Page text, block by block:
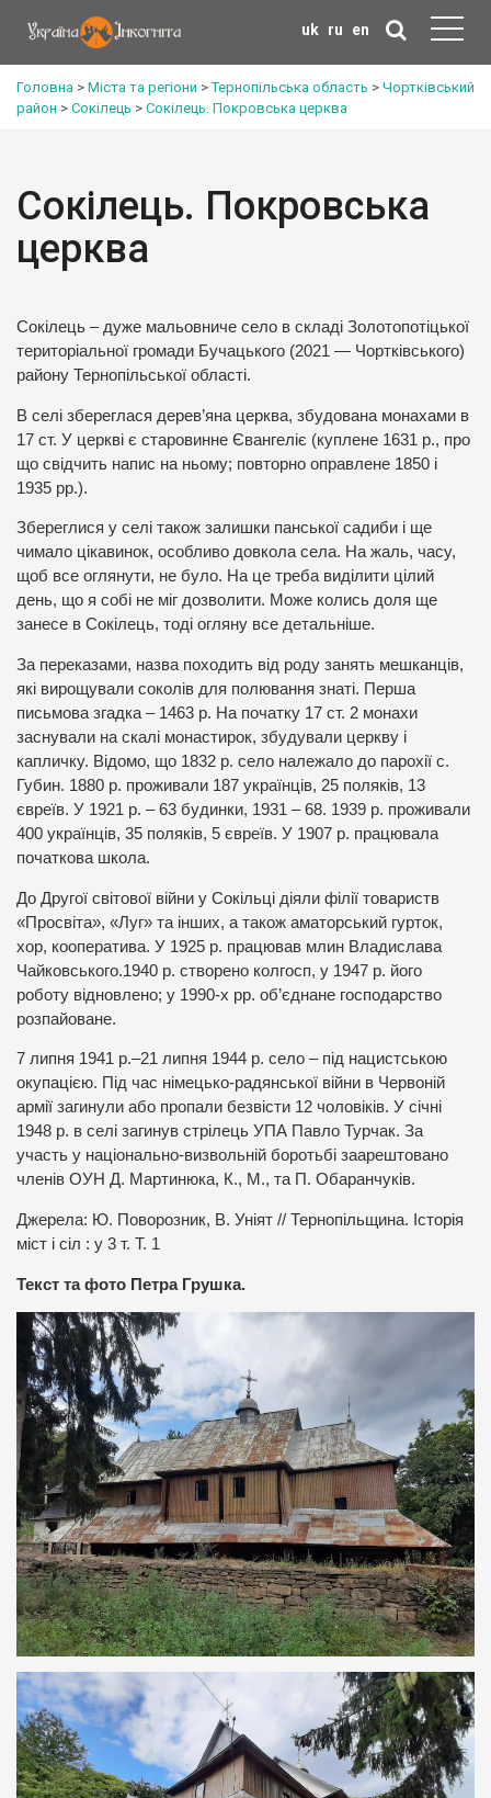
uk ru en
Головна > Міста та регіони >Тернопільська область > Чортківський
район > Сокілець > Сокілець. Покровська церква
Сокілець. Покровська
церква
Сокілець – дуже мальовниче село в складі Золотопотіцької
територіальної громади Бучацького (2021 — Чортківського)
району Тернопільської області.
В селі збереглася дерев’яна церква, збудована монахами в
17 ст. У церкві є старовинне Євангеліє (куплене 1631 р., про
що свідчить напис на ньому; повторно оправлене 1850 і
1935 рр.).
Збереглися у селі також залишки панської садиби і ще
чимало цікавинок, особливо довкола села. На жаль, часу,
щоб все оглянути, не було. На це треба виділити цілий
день, що я собі не міг дозволити. Може колись доля ще
занесе в Сокілець, тоді огляну все детальніше.
За переказами, назва походить від роду занять мешканців,
які вирощували соколів для полювання знаті. Перша
письмова згадка – 1463 р. На початку 17 ст. 2 монахи
заснували на скалі монастирок, збудували церкву і
капличку. Відомо, що 1832 р. село належало до парохії с.
Губин. 1880 р. проживали 187 українців, 25 поляків, 13
євреїв. У 1921 р. – 63 будинки, 1931 – 68. 1939 р. проживали
400 українців, 35 поляків, 5 євреїв. У 1907 р. працювала
початкова школа.
До Другої світової війни у Сокільці діяли філії товариств
«Просвіта», «Луг» та інших, а також аматорський гурток,
хор, кооператива. У 1925 р. працював млин Владислава
Чайковського.1940 р. створено колгосп, у 1947 р. його
роботу відновлено; у 1990-х рр. об’єднане господарство
розпайоване.
7 липня 1941 р.–21 липня 1944 р. село – під нацистською
окупацією. Під час німецько-радянської війни в Червоній
армії загинули або пропали безвісти 12 чоловіків. У січні
1948 р. в селі загинув стрілець УПА Павло Турчак. За
участь у національно-визвольній боротьбі заарештовано
членів ОУН Д. Мартинюка, К., М., та П. Обаранчуків.
Джерела: Ю. Поворозник, В. Уніят // Тернопільщина. Історія
міст і сіл : у 3 т. Т. 1
Текст та фото Петра Грушка.